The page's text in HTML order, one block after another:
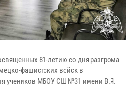
81-летию со дня разгрома
фашистских войск в
учеников МБОУ СШ №31 имени В.Я.